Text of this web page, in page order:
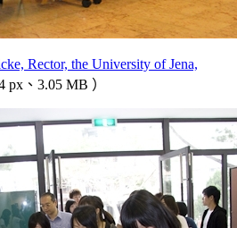
Rector, the University of Jena,
px、3.05 MB ）